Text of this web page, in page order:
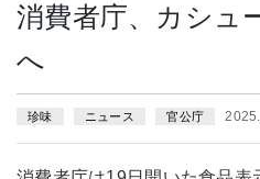
消費者庁、カシュ
へ
珍味 ニュース 官公庁